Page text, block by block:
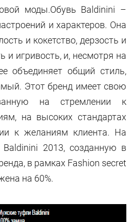
моды.Обувь Baldinini –
и характеров. Она
и кокетство, дерзость и
и игривость, и, несмотря на
объединяет общий стиль,
Этот бренд имеет свою
на стремлении к
на высоких стандартах
к желаниям клиента. На
2013, созданную в
в рамках Fashion secret
на 60%.